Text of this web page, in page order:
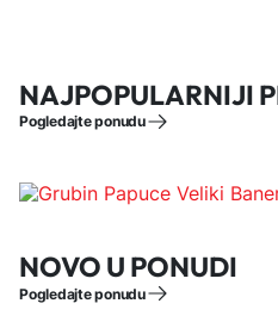
NAJPOPULARNIJI
Pogledajte ponudu
NOVO U PONUDI
Pogledajte ponudu